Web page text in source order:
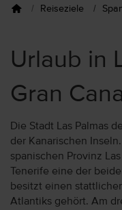
Reiseziele
Urlaub in
Gran
Die Stadt Las Palmas
der Kanarischen
spanischen Provinz
Tenerife eine der
besitzt einen
Atlantiks gehört. Am